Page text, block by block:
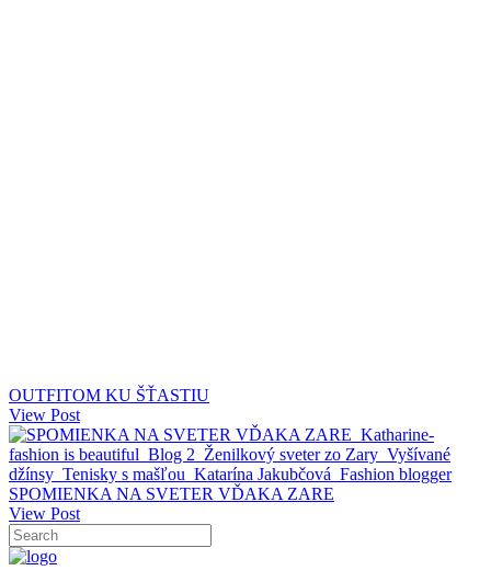
OUTFITOM KU ŠŤASTIU
View Post
SPOMIENKA NA SVETER VĎAKA ZARE
View Post